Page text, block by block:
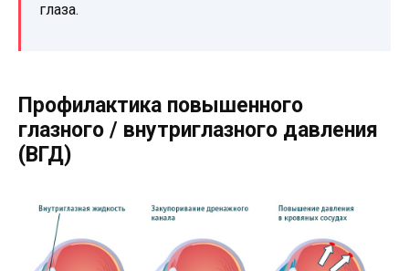
глаза.
Профилактика повышенного
глазного / внутриглазного давления
(ВГД)